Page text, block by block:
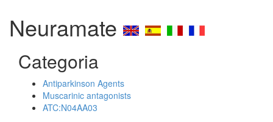
Neuramate
Categoria
Antiparkinson Agents
Muscarinic antagonists
ATC:N04AA03